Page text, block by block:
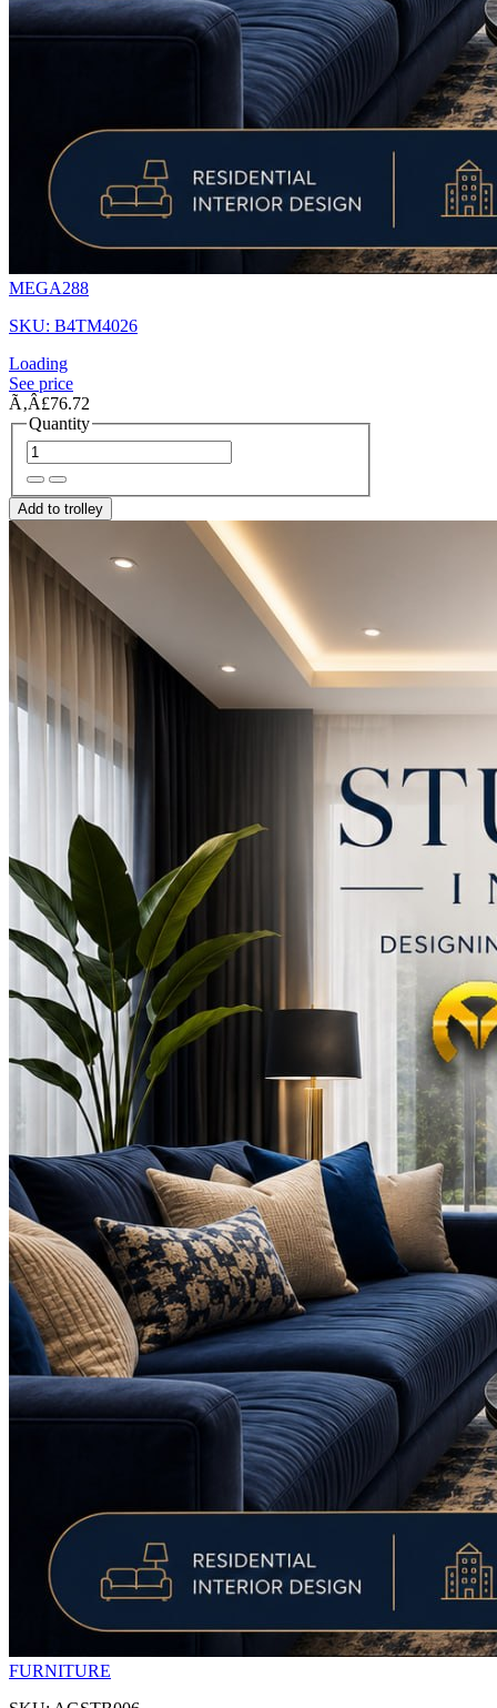
MEGA288
SKU: B4TM4026
Loading
See price
Ã‚Â£76.72
Quantity
Add to trolley
FURNITURE